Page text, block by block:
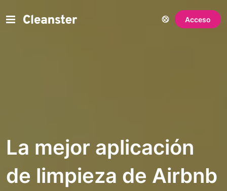
Acceso
La mejor aplicación
de limpieza de Airbnb